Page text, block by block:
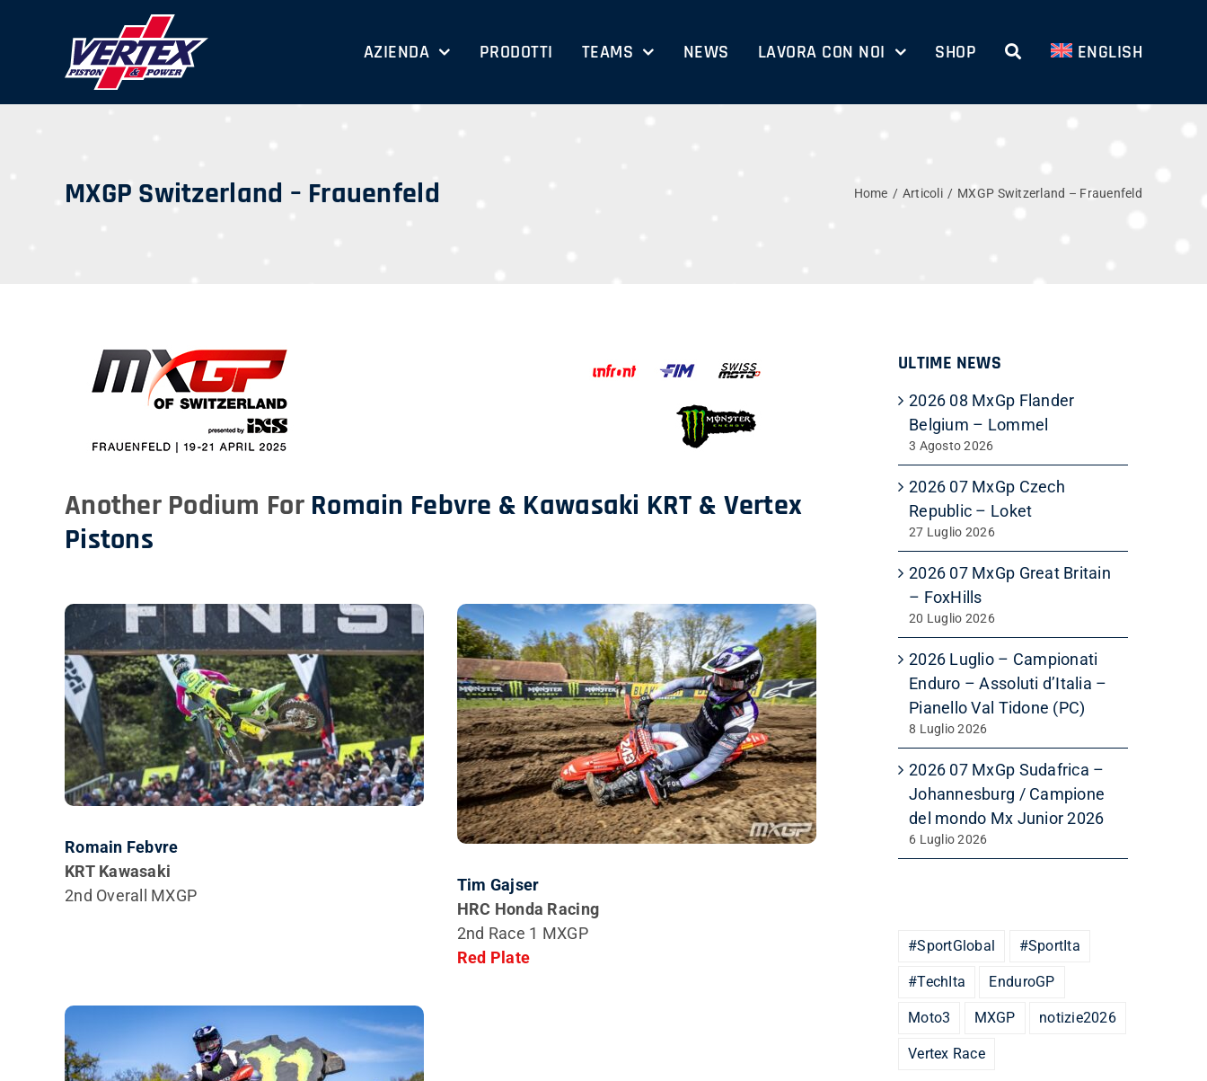
AZIENDA PRODOTTI TEAMS NEWS LAVORA CON NOI SHOP ENGLISH
MXGP Switzerland – Frauenfeld Home Articoli MXGP Switzerland – Frauenfeld
Another Podium For Romain Febvre & Kawasaki KRT & Vertex
Pistons
Romain Febvre
KRT Kawasaki
2nd Overall MXGP
Tim Gajser
HRC Honda Racing
2nd Race 1 MXGP
Red Plate
ULTIME NEWS
2026 08 MxGp Flander
Belgium – Lommel
3 Agosto 2026
2026 07 MxGp Czech
Republic – Loket
27 Luglio 2026
2026 07 MxGp Great Britain
– FoxHills
20 Luglio 2026
2026 Luglio – Campionati
Enduro – Assoluti d’Italia –
Pianello Val Tidone (PC)
8 Luglio 2026
2026 07 MxGp Sudafrica –
Johannesburg / Campione
del mondo Mx Junior 2026
6 Luglio 2026
#SportGlobal #SportIta
#TechIta EnduroGP
Moto3 MXGP notizie2026
Vertex Race